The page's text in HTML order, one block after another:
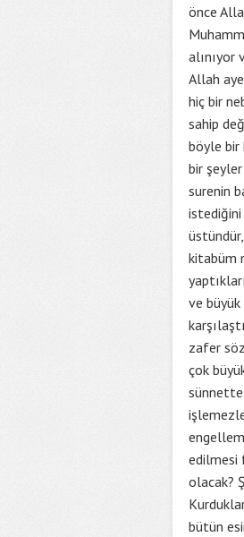
önce
alınıyor
Allah
hiç bir
sahip
böyle bir
bir
surenin
istediğini
kitabüm
ve
zafer
çok
sünnette
edilmesi
olacak?
bütün